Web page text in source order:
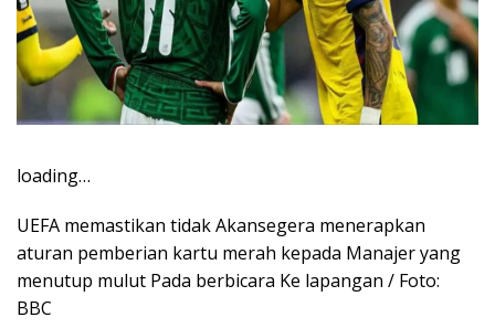
loading…
UEFA memastikan tidak Akansegera menerapkan
aturan pemberian kartu merah kepada Manajer yang
menutup mulut Pada berbicara Ke lapangan / Foto:
BBC